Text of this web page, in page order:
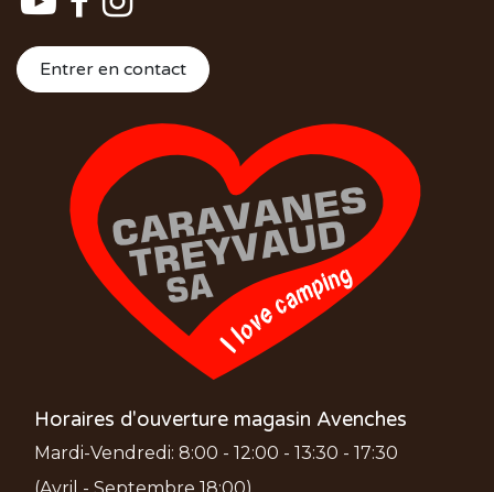
Entrer en contact
Horaires d'ouverture magasin Avenches
Mardi-Vendredi: 8:00 - 12:00 - 13:30 - 17:30